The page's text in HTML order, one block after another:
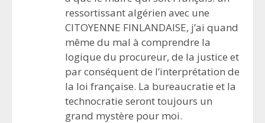
ressortissant algérien avec une
CITOYENNE FINLANDAISE, j’ai quand
même du mal à comprendre la
logique du procureur, de la justice et
par conséquent de l’interprétation de
la loi française. La bureaucratie et la
technocratie seront toujours un
grand mystère pour moi.